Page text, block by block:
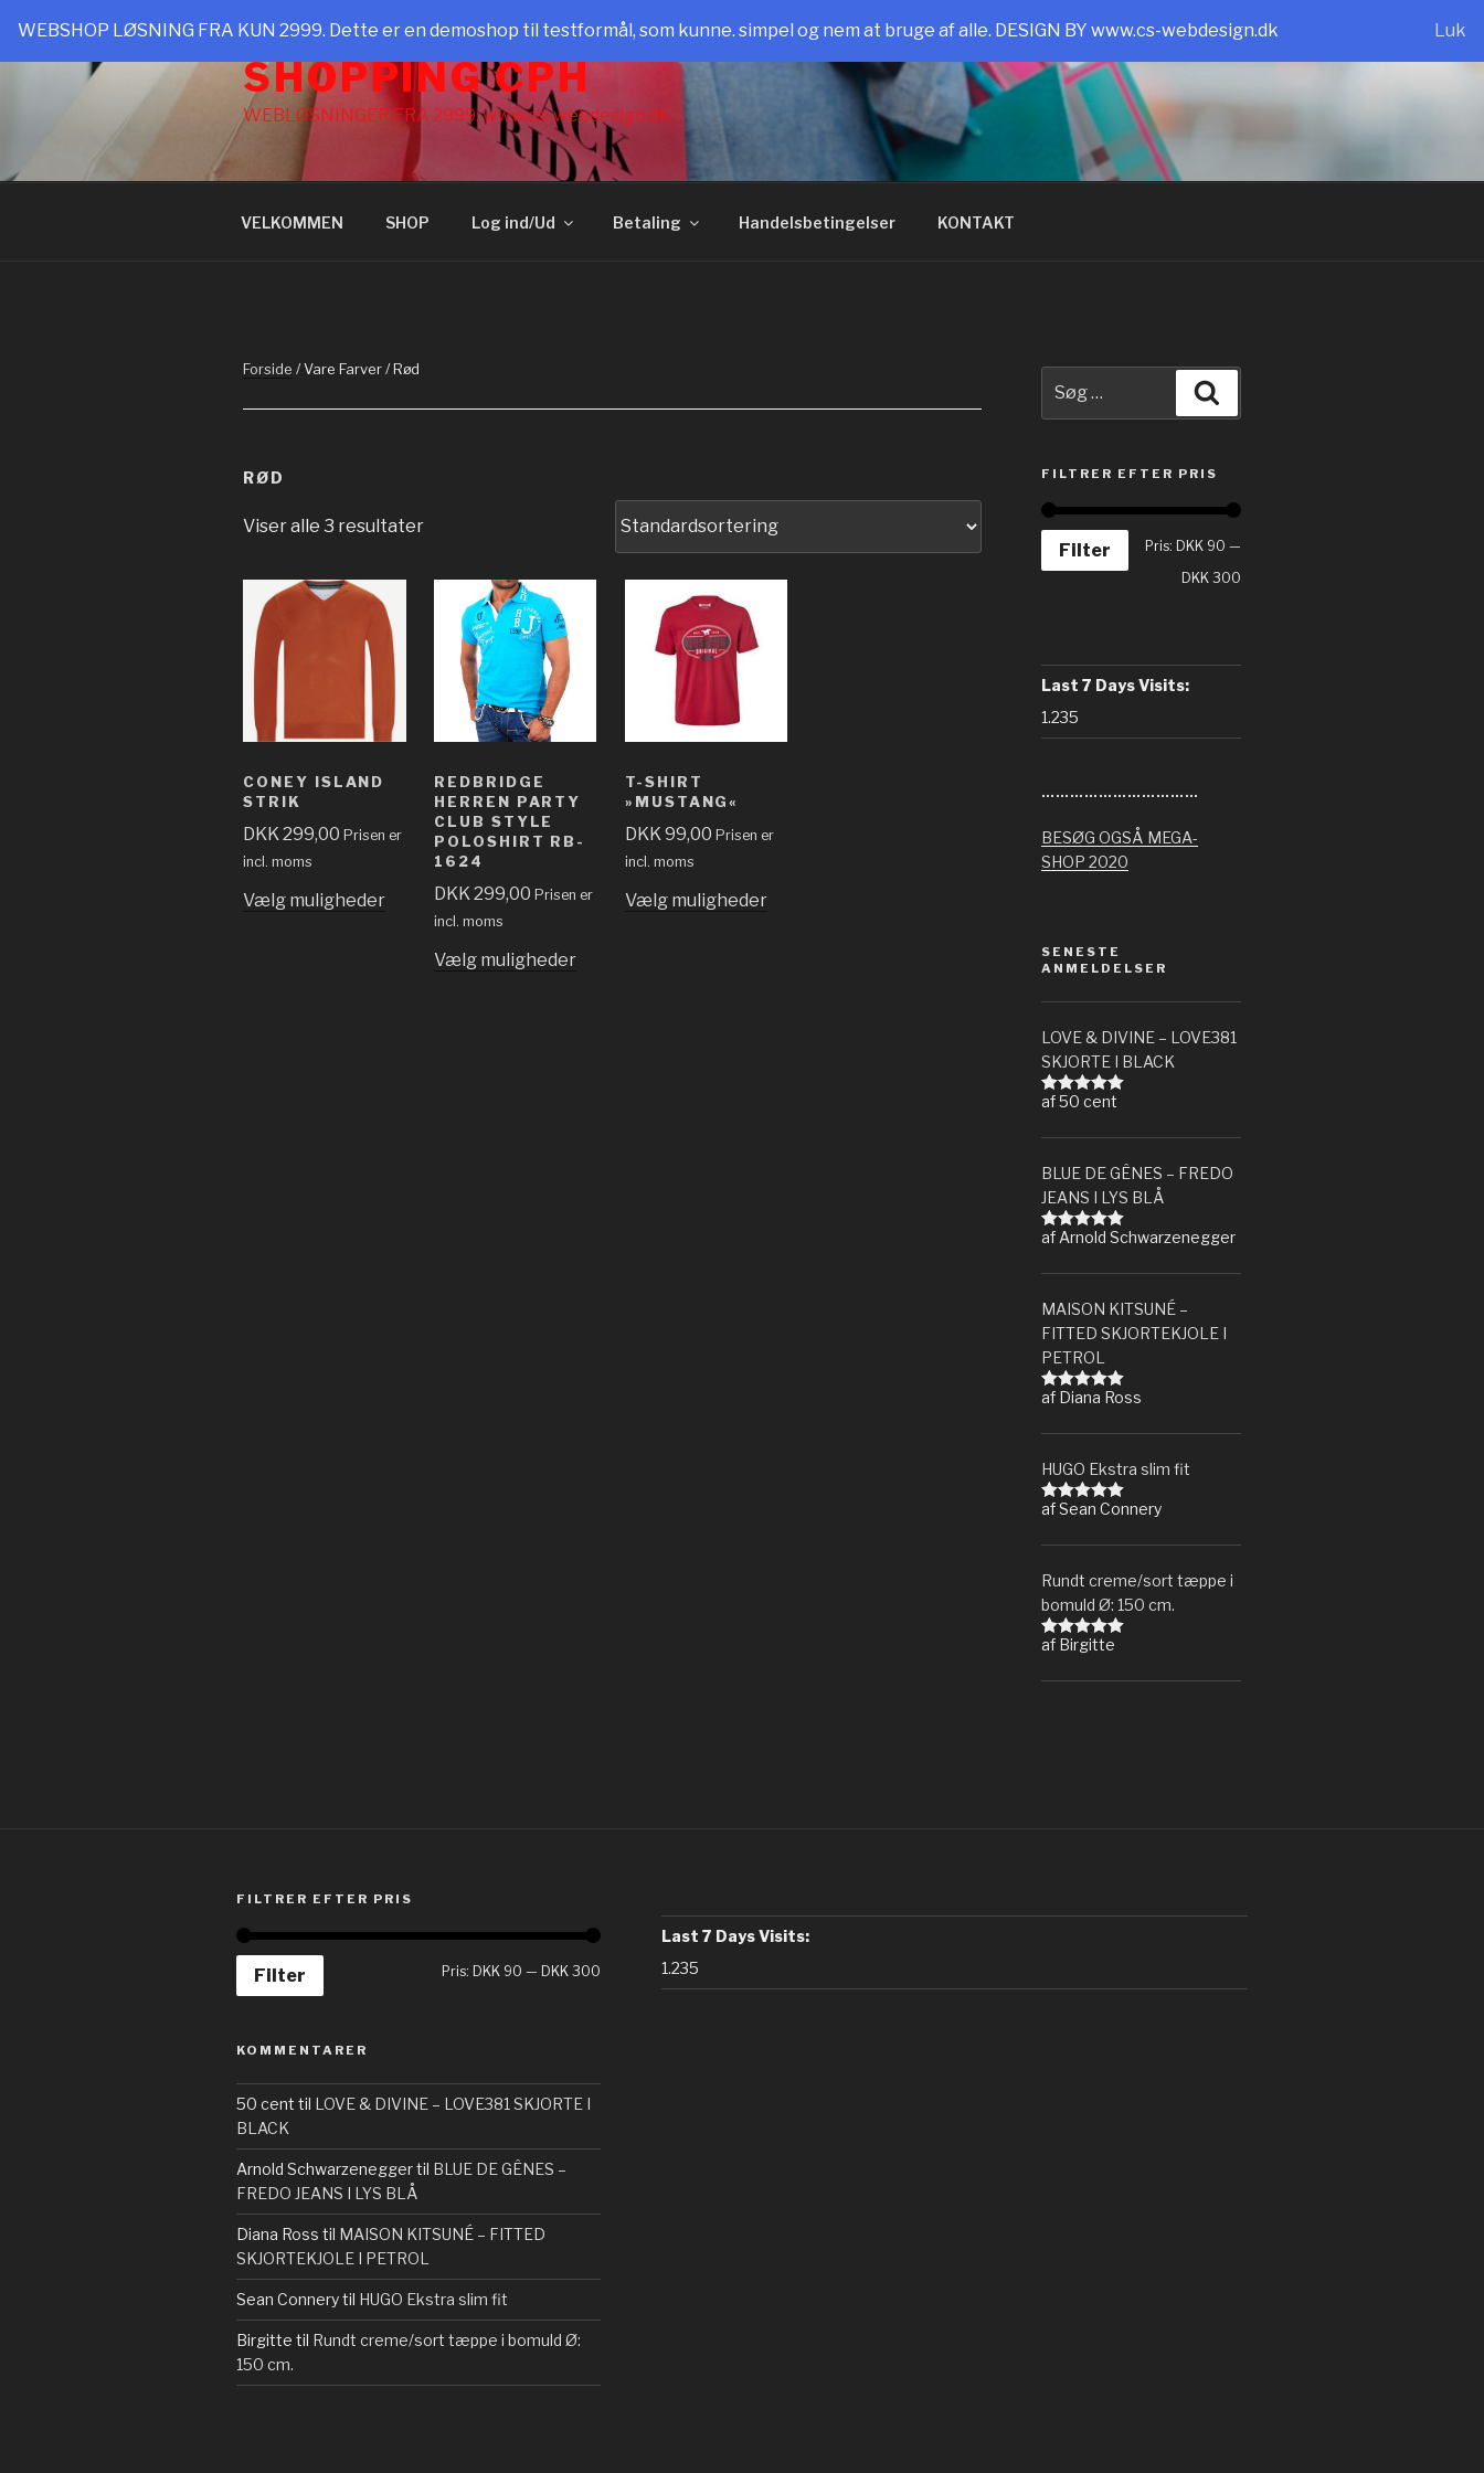
indhold
SHOPPING CPH
WEBLØSNINGER FRA 2999: www.cs-webdesign.dk
VELKOMMEN SHOP Log ind/Ud Betaling Handelsbetingelser KONTAKT
Forside / Vare Farver / Rød
RØD
Viser alle 3 resultater
CONEY ISLAND
STRIK
DKK299,00 Prisen er
incl. moms
Vælg muligheder
REDBRIDGE
HERREN PARTY
CLUB STYLE
POLOSHIRT RB-
1624
DKK299,00 Prisen er
incl. moms
Vælg muligheder
T-SHIRT
»MUSTANG«
DKK99,00 Prisen er
incl. moms
Vælg muligheder
efter:
FILTRER EFTER PRIS
Filter Pris: DKK 90 —
DKK 300
Last 7 Days Visits:
1.235
……………………………
BESØG OGSÅ MEGA-
SHOP 2020
SENESTE
ANMELDELSER
LOVE & DIVINE – LOVE381
SKJORTE I BLACK
Vurderet5
af 50 cent
BLUE DE GÊNES – FREDO
JEANS I LYS BLÅ
Vurderet5
af Arnold Schwarzenegger
MAISON KITSUNÉ –
FITTED SKJORTEKJOLE I
PETROL
Vurderet 5
af Diana Ross
HUGO Ekstra slim fit
Vurderet5
af Sean Connery
Rundt creme/sort tæppe i
bomuld Ø: 150 cm.
Vurderet5
af Birgitte
FILTRER EFTER PRIS
Filter Pris: DKK 90 — DKK 300
KOMMENTARER
50 cent til LOVE & DIVINE – LOVE381 SKJORTE I
BLACK
Arnold Schwarzeneggertil BLUE DE GÊNES –
FREDO JEANS I LYS BLÅ
Diana Ross til MAISON KITSUNÉ – FITTED
SKJORTEKJOLE I PETROL
Sean Connerytil HUGO Ekstra slim fit
Birgitte til Rundt creme/sort tæppe i bomuld Ø:
150 cm.
Last 7 Days Visits:
1.235
WEBSHOP LØSNING FRA KUN 2999. Dette er en demoshop til testformål, som kunne. simpel og nem at bruge af alle. DESIGN BY www.cs-webdesign.dk Luk